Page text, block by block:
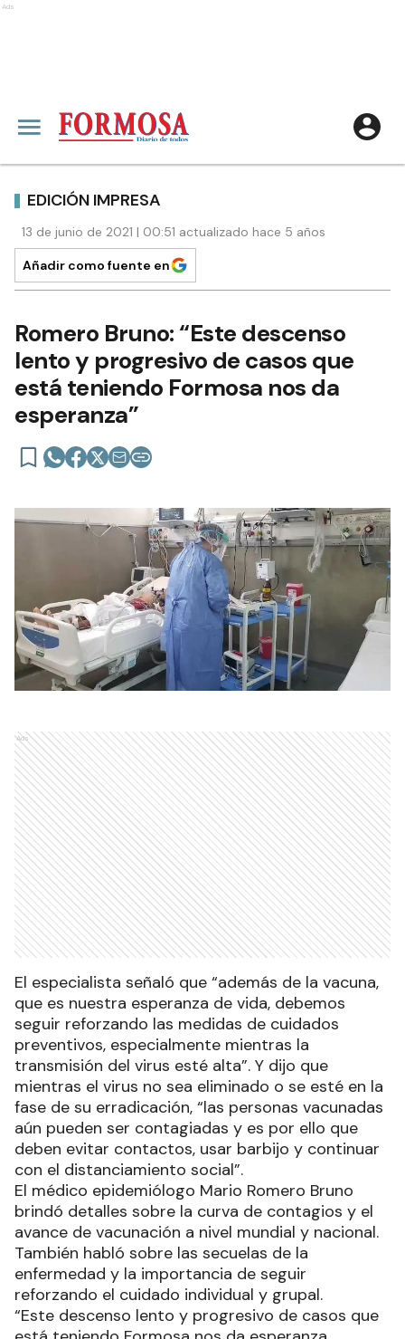
Ads
EDICIÓN IMPRESA
13 de junio de 2021 | 00:51 actualizado hace 5 años
Añadir como fuente en
Romero Bruno: “Este descenso
lento y progresivo de casos que
está teniendo Formosa nos da
esperanza”
Ads
El especialista señaló que “además de la vacuna,
que es nuestra esperanza de vida, debemos
seguir reforzando las medidas de cuidados
preventivos, especialmente mientras la
transmisión del virus esté alta”. Y dijo que
mientras el virus no sea eliminado o se esté en la
fase de su erradicación, “las personas vacunadas
aún pueden ser contagiadas y es por ello que
deben evitar contactos, usar barbijo y continuar
con el distanciamiento social”.
El médico epidemiólogo Mario Romero Bruno
brindó detalles sobre la curva de contagios y el
avance de vacunación a nivel mundial y nacional.
También habló sobre las secuelas de la
enfermedad y la importancia de seguir
reforzando el cuidado individual y grupal.
“Este descenso lento y progresivo de casos que